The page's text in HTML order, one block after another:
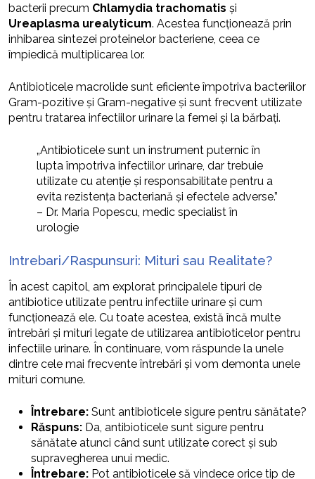
bacterii precum Chlamydia trachomatis și
Ureaplasma urealyticum. Acestea funcționează prin
inhibarea sintezei proteinelor bacteriene, ceea ce
împiedică multiplicarea lor.
Antibioticele macrolide sunt eficiente împotriva bacteriilor
Gram-pozitive și Gram-negative și sunt frecvent utilizate
pentru tratarea infectiilor urinare la femei și la bărbați.
„Antibioticele sunt un instrument puternic în
lupta împotriva infectiilor urinare, dar trebuie
utilizate cu atenție și responsabilitate pentru a
evita rezistența bacteriană și efectele adverse.”
– Dr. Maria Popescu, medic specialist în
urologie
Intrebari/Raspunsuri: Mituri sau Realitate?
În acest capitol, am explorat principalele tipuri de
antibiotice utilizate pentru infectiile urinare și cum
funcționează ele. Cu toate acestea, există încă multe
întrebări și mituri legate de utilizarea antibioticelor pentru
infectiile urinare. În continuare, vom răspunde la unele
dintre cele mai frecvente întrebări și vom demonta unele
mituri comune.
Întrebare: Sunt antibioticele sigure pentru sănătate?
Răspuns: Da, antibioticele sunt sigure pentru
sănătate atunci când sunt utilizate corect și sub
supravegherea unui medic.
Întrebare: Pot antibioticele să vindece orice tip de